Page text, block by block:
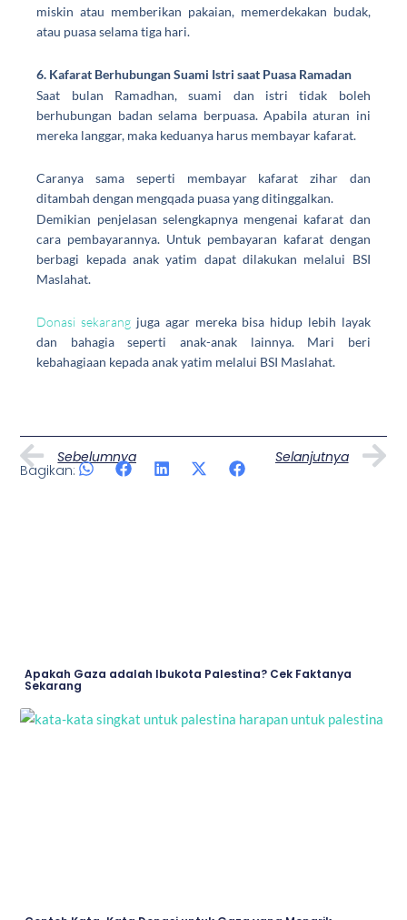
miskin atau memberikan pakaian, memerdekakan budak,
atau puasa selama tiga hari.
6. Kafarat Berhubungan Suami Istri saat Puasa Ramadan
Saat bulan Ramadhan, suami dan istri tidak boleh
berhubungan badan selama berpuasa. Apabila aturan ini
mereka langgar, maka keduanya harus membayar kafarat.
Caranya sama seperti membayar kafarat zihar dan
ditambah dengan mengqada puasa yang ditinggalkan.
Demikian penjelasan selengkapnya mengenai kafarat dan
cara pembayarannya. Untuk pembayaran kafarat dengan
berbagi kepada anak yatim dapat dilakukan melalui BSI
Maslahat.
Donasi sekarang juga agar mereka bisa hidup lebih layak
dan bahagia seperti anak-anak lainnya. Mari beri
kebahagiaan kepada anak yatim melalui BSI Maslahat.
Prev
Sebelumnya Selanjutnya
Bagikan:
Apakah Gaza adalah Ibukota Palestina? Cek Faktanya
Sekarang